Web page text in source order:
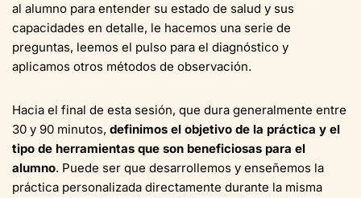
al alumno para entender su estado de salud y sus
capacidades en detalle, le hacemos una serie de
preguntas, leemos el pulso para el diagnóstico y
aplicamos otros métodos de observación.
Hacia el final de esta sesión, que dura generalmente entre
30 y 90 minutos, definimos el objetivo de la práctica y el
tipo de herramientas que son beneficiosas para el
alumno. Puede ser que desarrollemos y enseñemos la
práctica personalizada directamente durante la misma